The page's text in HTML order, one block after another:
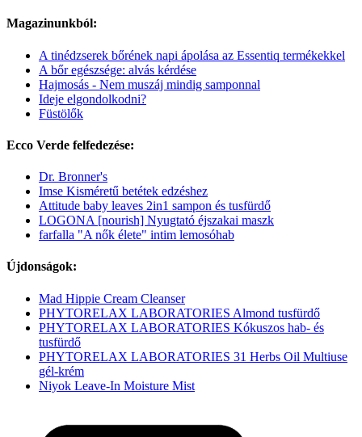
Magazinunkból:
A tinédzserek bőrének napi ápolása az Essentiq termékekkel
A bőr egészsége: alvás kérdése
Hajmosás - Nem muszáj mindig samponnal
Ideje elgondolkodni?
Füstölők
Ecco Verde felfedezése:
Dr. Bronner's
Imse Kisméretű betétek edzéshez
Attitude baby leaves 2in1 sampon és tusfürdő
LOGONA [nourish] Nyugtató éjszakai maszk
farfalla "A nők élete" intim lemosóhab
Újdonságok:
Mad Hippie Cream Cleanser
PHYTORELAX LABORATORIES Almond tusfürdő
PHYTORELAX LABORATORIES Kókuszos hab- és
tusfürdő
PHYTORELAX LABORATORIES 31 Herbs Oil Multiuse
gél-krém
Niyok Leave-In Moisture Mist